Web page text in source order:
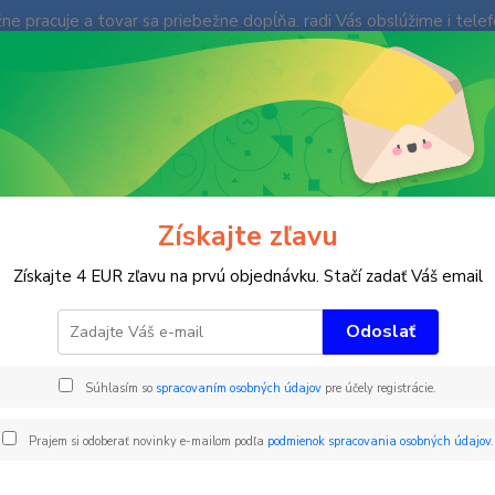
pracuje a tovar sa priebežne dopĺňa. radi Vás obslúžime i
Fotogaléria Ochrana súkromia Blog
Hľadať
(Po-
Ski FUN Park SUPER BOOMERANGOVÝ ÚDEROVÝ
BOOMERANGOVÝ
Získajte zľavu
Získajte 4 EUR zľavu na prvú objednávku. Stačí zadať Váš email
Odoslať
Súhlasím so spracovaním osobných údajov pre účely registrácie.
Prajem si odoberať novinky e-mailom podľa podmienok spracovania osobných údajov.